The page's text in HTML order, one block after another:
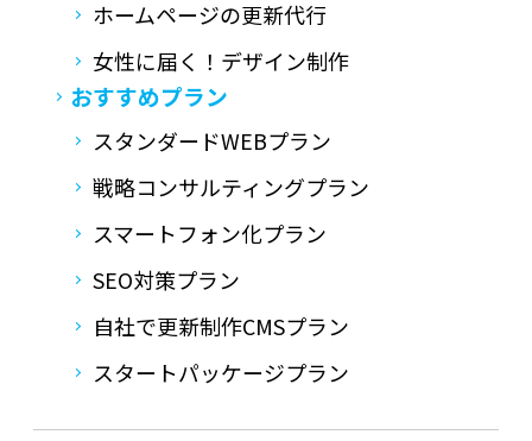
ホームページの更新代行
女性に届く！デザイン制作
おすすめプラン
スタンダードWEBプラン
戦略コンサルティングプラン
スマートフォン化プラン
SEO対策プラン
自社で更新制作CMSプラン
スタートパッケージプラン